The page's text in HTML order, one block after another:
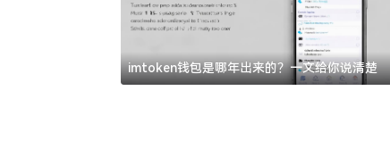
imtoken钱包是哪年出来的？一文给你说清楚